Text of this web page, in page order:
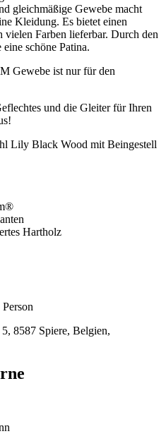
gleichmäßige Gewebe macht
Kleidung. Es bietet einen
Farben lieferbar. Durch den
schöne Patina.
Gewebe ist nur für den
und die Gleiter für Ihren
Lily Black Wood mit Beingestell
Hartholz
8587 Spiere, Belgien,